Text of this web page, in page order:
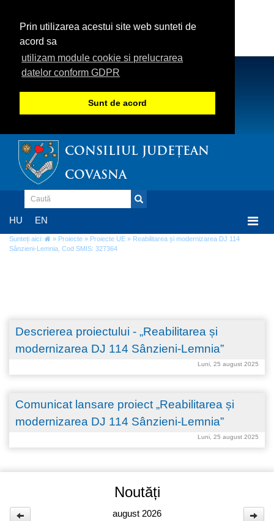
Prin utilizarea acestui site web sunteti de
acord sa
utilizam module cookie si prelucrarea
datelor conform GDPR
Sunt de acord
CONSILIUL JUDEȚEAN
COVASNA
HU EN
Sunteți aici: » Proiecte » Proiecte UE » Reabilitarea și modernizarea DJ 114
Sânzieni-Lemnia, Cod SMIS: 327364
Descrierea proiectului - „Reabilitarea și
modernizarea DJ 114 Sânzieni-Lemnia”
Luni, 25 august 2025
Comunicat lansare proiect „Reabilitarea și
modernizarea DJ 114 Sânzieni-Lemnia”
Luni, 25 august 2025
Noutăți
august 2026